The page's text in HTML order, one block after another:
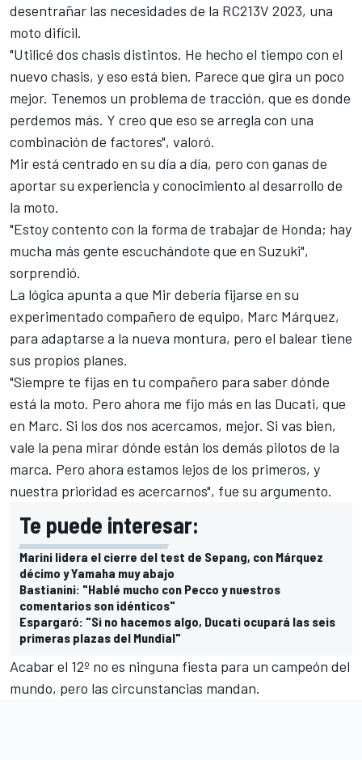
desentrañar las necesidades de la RC213V 2023, una
moto difícil.
"Utilicé dos chasis distintos. He hecho el tiempo con el
nuevo chasis, y eso está bien. Parece que gira un poco
mejor. Tenemos un problema de tracción, que es donde
perdemos más. Y creo que eso se arregla con una
combinación de factores", valoró.
Mir está centrado en su día a día, pero con ganas de
aportar su experiencia y conocimiento al desarrollo de
la moto.
"Estoy contento con la forma de trabajar de Honda; hay
mucha más gente escuchándote que en Suzuki",
sorprendió.
La lógica apunta a que Mir debería fijarse en su
experimentado compañero de equipo, Marc Márquez,
para adaptarse a la nueva montura, pero el balear tiene
sus propios planes.
"Siempre te fijas en tu compañero para saber dónde
está la moto. Pero ahora me fijo más en las Ducati, que
en Marc. Si los dos nos acercamos, mejor. Si vas bien,
vale la pena mirar dónde están los demás pilotos de la
marca. Pero ahora estamos lejos de los primeros, y
nuestra prioridad es acercarnos", fue su argumento.
Te puede interesar:
Marini lidera el cierre del test de Sepang, con Márquez
décimo y Yamaha muy abajo
Bastianini: "Hablé mucho con Pecco y nuestros
comentarios son idénticos"
Espargaró: "Si no hacemos algo, Ducati ocupará las seis
primeras plazas del Mundial"
Acabar el 12º no es ninguna fiesta para un campeón del
mundo, pero las circunstancias mandan.